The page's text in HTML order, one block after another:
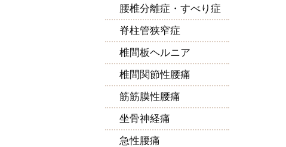
腰椎分離症・すべり症
脊柱管狭窄症
椎間板ヘルニア
椎間関節性腰痛
筋筋膜性腰痛
坐骨神経痛
急性腰痛